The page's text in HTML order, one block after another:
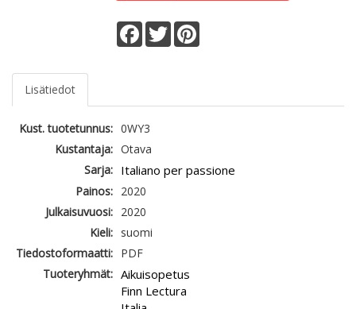
Facebook
Twitter
Lisätiedot
Kust. tuotetunnus: 0WY3
Kustantaja: Otava
Sarja: Italiano per passione
Painos: 2020
Julkaisuvuosi: 2020
Kieli: suomi
Tiedostoformaatti: PDF
Tuoteryhmät: Aikuisopetus
Finn Lectura